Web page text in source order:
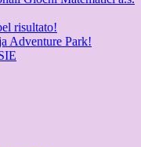
risultato!
Adventure Park!